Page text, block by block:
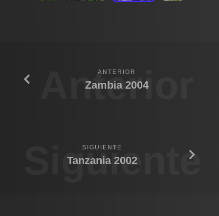
Anterior
ANTERIOR
Zambia 2004
Siguiente
SIGUIENTE
Tanzania 2002